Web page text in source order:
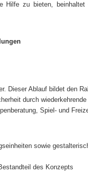
Hilfe zu bieten, beinhaltet
Dieser Ablauf bildet den
durch wiederkehrende
Spiel- und
sowie
des Konzepts